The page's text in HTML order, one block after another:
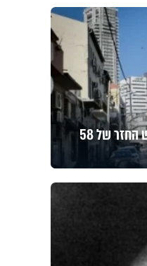
המדינה תובעת מחברת חלמיש החזר של 58